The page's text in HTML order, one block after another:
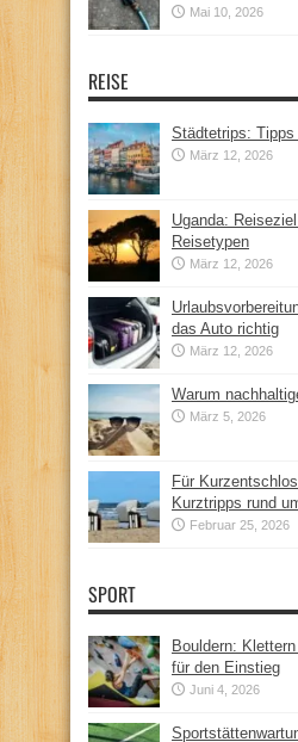
Mai 10, 2026
REISE
Städtetrips:
März 12, 2026
Uganda:
Reisetypen
März 12, 2026
das Auto richtig
März 12, 2026
Warum
März 5, 2026
Für
Kurztripps rund
Februar 25, 2026
SPORT
Bouldern:
für den Einstieg
Juni 4, 2026